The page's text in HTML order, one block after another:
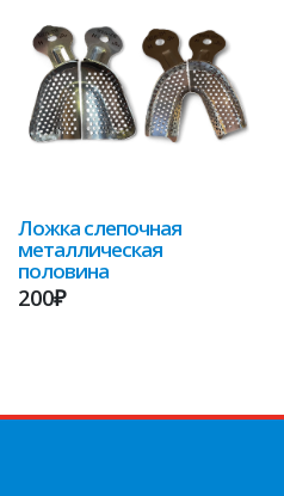
Ложка слепочная
металлическая
половина
200₽